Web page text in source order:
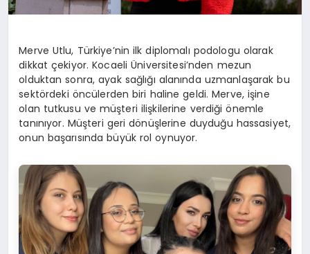
Merve Utlu, Türkiye’nin ilk diplomalı podologu olarak
dikkat çekiyor. Kocaeli Üniversitesi’nden mezun
olduktan sonra, ayak sağlığı alanında uzmanlaşarak bu
sektördeki öncülerden biri haline geldi. Merve, işine
olan tutkusu ve müşteri ilişkilerine verdiği önemle
tanınıyor. Müşteri geri dönüşlerine duyduğu hassasiyet,
onun başarısında büyük rol oynuyor.